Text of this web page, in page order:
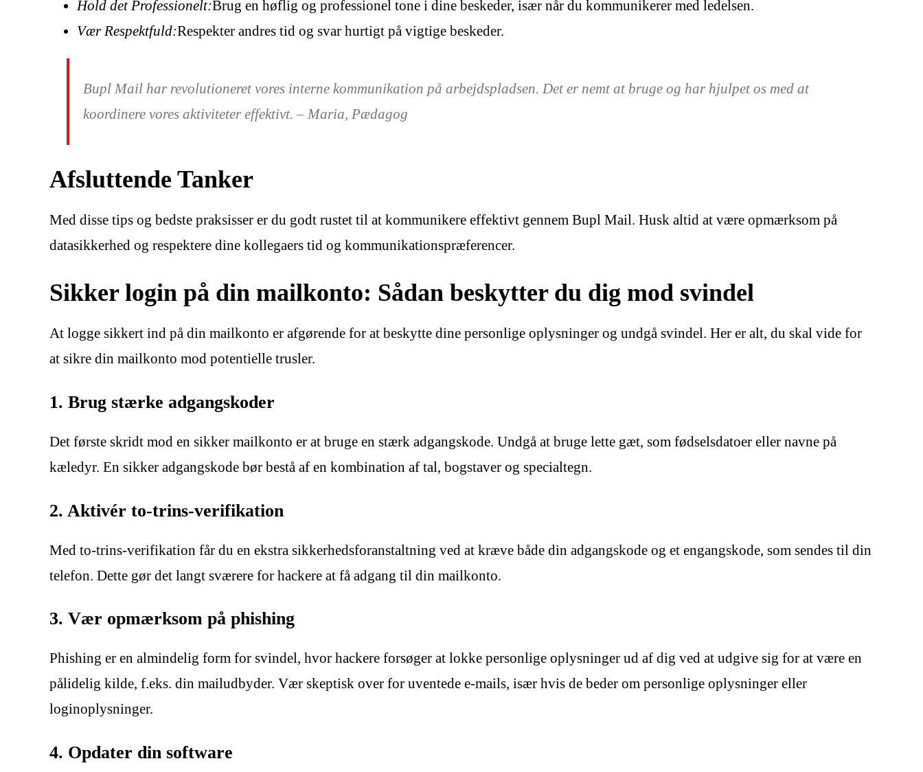
Hold det Professionelt:Brug en høflig og professionel tone i dine beskeder, især når du kommunikerer med ledelsen.
Vær Respektfuld:Respekter andres tid og svar hurtigt på vigtige beskeder.
Bupl Mail har revolutioneret vores interne kommunikation på arbejdspladsen. Det er nemt at bruge og har hjulpet os med at
koordinere vores aktiviteter effektivt. – Maria, Pædagog
Afsluttende Tanker
Med disse tips og bedste praksisser er du godt rustet til at kommunikere effektivt gennem Bupl Mail. Husk altid at være opmærksom på
datasikkerhed og respektere dine kollegaers tid og kommunikationspræferencer.
Sikker login på din mailkonto: Sådan beskytter du dig mod svindel
At logge sikkert ind på din mailkonto er afgørende for at beskytte dine personlige oplysninger og undgå svindel. Her er alt, du skal vide for
at sikre din mailkonto mod potentielle trusler.
1. Brug stærke adgangskoder
Det første skridt mod en sikker mailkonto er at bruge en stærk adgangskode. Undgå at bruge lette gæt, som fødselsdatoer eller navne på
kæledyr. En sikker adgangskode bør bestå af en kombination af tal, bogstaver og specialtegn.
2. Aktivér to-trins-verifikation
Med to-trins-verifikation får du en ekstra sikkerhedsforanstaltning ved at kræve både din adgangskode og et engangskode, som sendes til din
telefon. Dette gør det langt sværere for hackere at få adgang til din mailkonto.
3. Vær opmærksom på phishing
Phishing er en almindelig form for svindel, hvor hackere forsøger at lokke personlige oplysninger ud af dig ved at udgive sig for at være en
pålidelig kilde, f.eks. din mailudbyder. Vær skeptisk over for uventede e-mails, især hvis de beder om personlige oplysninger eller
loginoplysninger.
4. Opdater din software